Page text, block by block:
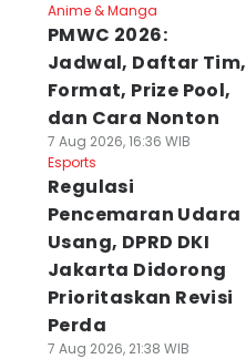
Anime & Manga
PMWC 2026:
Jadwal, Daftar Tim,
Format, Prize Pool,
dan Cara Nonton
7 Aug 2026, 16:36 WIB
Esports
Regulasi
Pencemaran Udara
Usang, DPRD DKI
Jakarta Didorong
Prioritaskan Revisi
Perda
7 Aug 2026, 21:38 WIB